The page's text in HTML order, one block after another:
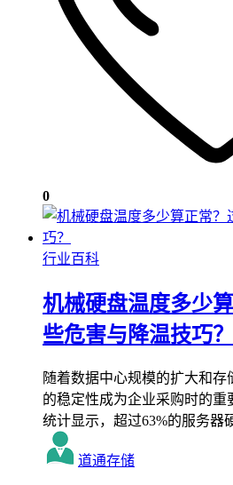
0
行业百科
机械硬盘温度多少
些危害与降温技巧？
随着数据中心规模的扩大和
的稳定性成为企业采购时的重
统计显示，超过63%的服务
道通存储